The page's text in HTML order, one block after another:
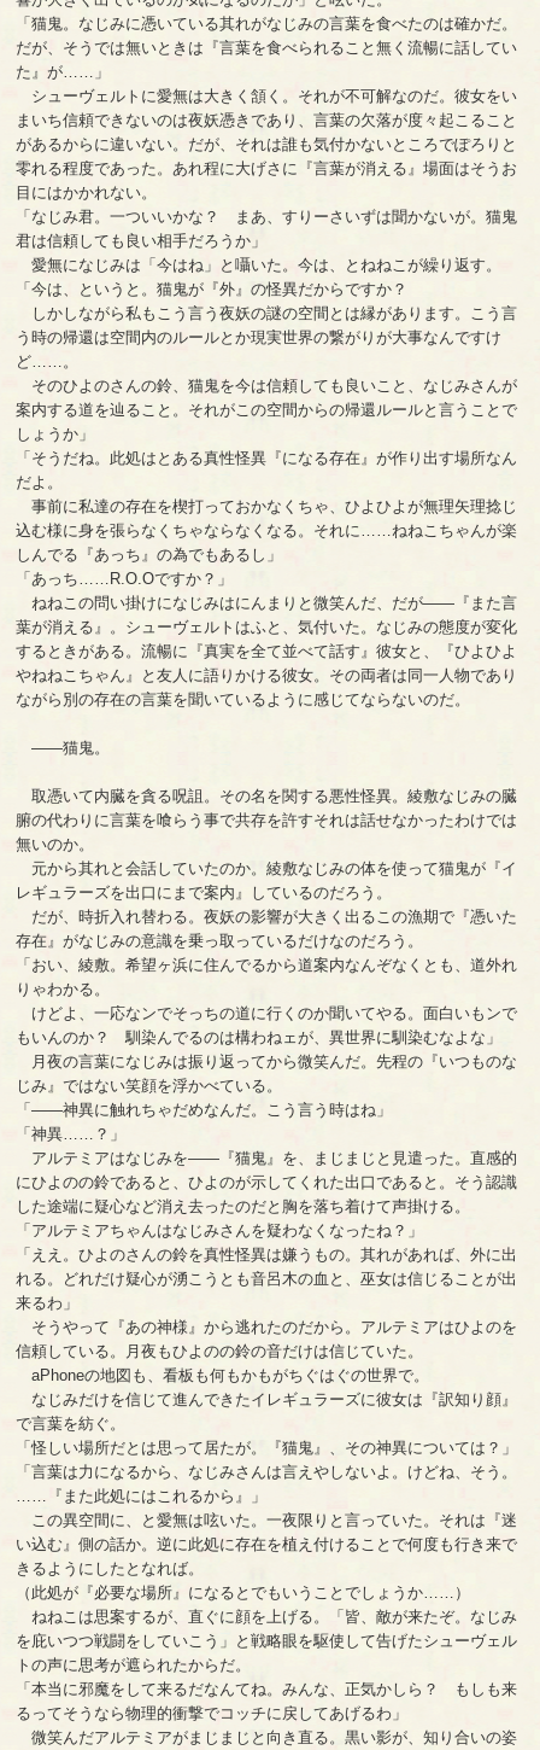
「猫鬼。なじみに憑いている其れがなじみの言葉を食べたのは確かだ。
だが、そうでは無いときは『言葉を食べられること無く流暢に話してい
た』が……」
シューヴェルトに愛無は大きく頷く。それが不可解なのだ。彼女をい
まいち信頼できないのは夜妖憑きであり、言葉の欠落が度々起こること
があるからに違いない。だが、それは誰も気付かないところでぽろりと
零れる程度であった。あれ程に大げさに『言葉が消える』場面はそうお
目にはかかれない。
「なじみ君。一ついいかな？ まあ、すりーさいずは聞かないが。猫鬼
君は信頼しても良い相手だろうか」
愛無になじみは「今はね」と囁いた。今は、とねねこが繰り返す。
「今は、というと。猫鬼が『外』の怪異だからですか？
しかしながら私もこう言う夜妖の謎の空間とは縁があります。こう言
う時の帰還は空間内のルールとか現実世界の繋がりが大事なんですけ
ど……。
そのひよのさんの鈴、猫鬼を今は信頼しても良いこと、なじみさんが
案内する道を辿ること。それがこの空間からの帰還ルールと言うことで
しょうか」
「そうだね。此処はとある真性怪異『になる存在』が作り出す場所なん
だよ。
事前に私達の存在を楔打っておかなくちゃ、ひよひよが無理矢理捻じ
込む様に身を張らなくちゃならなくなる。それに……ねねこちゃんが楽
しんでる『あっち』の為でもあるし」
「あっち……R.O.Oですか？」
ねねこの問い掛けになじみはにんまりと微笑んだ、だが――『また言
葉が消える』。シューヴェルトはふと、気付いた。なじみの態度が変化
するときがある。流暢に『真実を全て並べて話す』彼女と、『ひよひよ
やねねこちゃん』と友人に語りかける彼女。その両者は同一人物であり
ながら別の存在の言葉を聞いているように感じてならないのだ。
――猫鬼。
取憑いて内臓を貪る呪詛。その名を関する悪性怪異。綾敷なじみの臓
腑の代わりに言葉を喰らう事で共存を許すそれは話せなかったわけでは
無いのか。
元から其れと会話していたのか。綾敷なじみの体を使って猫鬼が『イ
レギュラーズを出口にまで案内』しているのだろう。
だが、時折入れ替わる。夜妖の影響が大きく出るこの漁期で『憑いた
存在』がなじみの意識を乗っ取っているだけなのだろう。
「おい、綾敷。希望ヶ浜に住んでるから道案内なんぞなくとも、道外れ
りゃわかる。
けどよ、一応なンでそっちの道に行くのか聞いてやる。面白いもンで
もいんのか？ 馴染んでるのは構わねェが、異世界に馴染むなよな」
月夜の言葉になじみは振り返ってから微笑んだ。先程の『いつものな
じみ』ではない笑顔を浮かべている。
「――神異に触れちゃだめなんだ。こう言う時はね」
「神異……？」
アルテミアはなじみを――『猫鬼』を、まじまじと見遣った。直感的
にひよのの鈴であると、ひよのが示してくれた出口であると。そう認識
した途端に疑心など消え去ったのだと胸を落ち着けて声掛ける。
「アルテミアちゃんはなじみさんを疑わなくなったね？」
「ええ。ひよのさんの鈴を真性怪異は嫌うもの。其れがあれば、外に出
れる。どれだけ疑心が湧こうとも音呂木の血と、巫女は信じることが出
来るわ」
そうやって『あの神様』から逃れたのだから。アルテミアはひよのを
信頼している。月夜もひよのの鈴の音だけは信じていた。
aPhoneの地図も、看板も何もかもがちぐはぐの世界で。
なじみだけを信じて進んできたイレギュラーズに彼女は『訳知り顔』
で言葉を紡ぐ。
「怪しい場所だとは思って居たが。『猫鬼』、その神異については？」
「言葉は力になるから、なじみさんは言えやしないよ。けどね、そう。
……『また此処にはこれるから』」
この異空間に、と愛無は呟いた。一夜限りと言っていた。それは『迷
い込む』側の話か。逆に此処に存在を植え付けることで何度も行き来で
きるようにしたとなれば。
（此処が『必要な場所』になるとでもいうことでしょうか……）
ねねこは思案するが、直ぐに顔を上げる。「皆、敵が来たぞ。なじみ
を庇いつつ戦闘をしていこう」と戦略眼を駆使して告げたシューヴェル
トの声に思考が遮られたからだ。
「本当に邪魔をして来るだなんてね。みんな、正気かしら？ もしも来
るってそうなら物理的衝撃でコッチに戻してあげるわ」
微笑んだアルテミアがまじまじと向き直る。黒い影が、知り合いの姿